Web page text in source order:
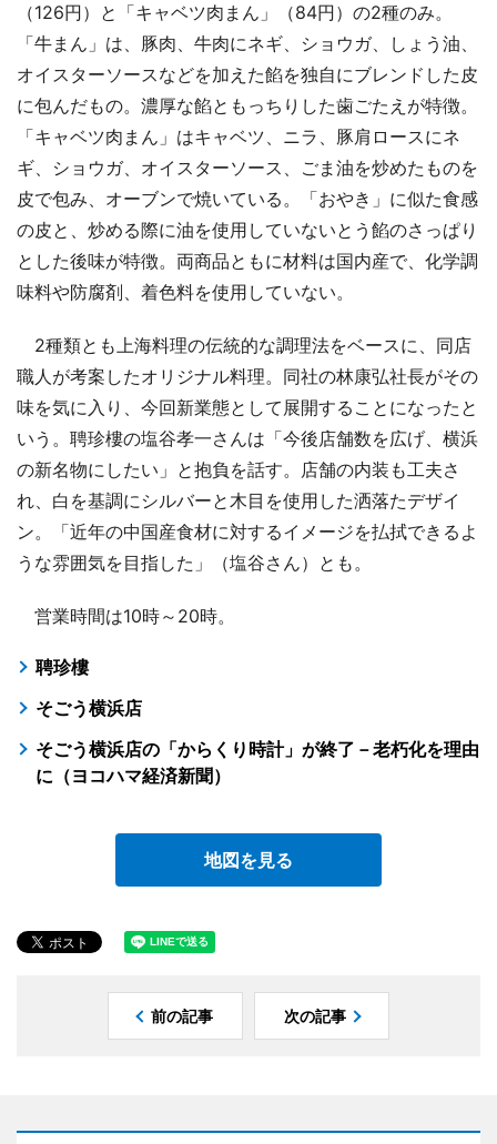
（126円）と「キャベツ肉まん」（84円）の2種のみ。
「牛まん」は、豚肉、牛肉にネギ、ショウガ、しょう油、
オイスターソースなどを加えた餡を独自にブレンドした皮
に包んだもの。濃厚な餡ともっちりした歯ごたえが特徴。
「キャベツ肉まん」はキャベツ、ニラ、豚肩ロースにネ
ギ、ショウガ、オイスターソース、ごま油を炒めたものを
皮で包み、オーブンで焼いている。「おやき」に似た食感
の皮と、炒める際に油を使用していないとう餡のさっぱり
とした後味が特徴。両商品ともに材料は国内産で、化学調
味料や防腐剤、着色料を使用していない。
2種類とも上海料理の伝統的な調理法をベースに、同店
職人が考案したオリジナル料理。同社の林康弘社長がその
味を気に入り、今回新業態として展開することになったと
いう。聘珍樓の塩谷孝一さんは「今後店舗数を広げ、横浜
の新名物にしたい」と抱負を話す。店舗の内装も工夫さ
れ、白を基調にシルバーと木目を使用した洒落たデザイ
ン。「近年の中国産食材に対するイメージを払拭できるよ
うな雰囲気を目指した」（塩谷さん）とも。
営業時間は10時～20時。
聘珍樓
そごう横浜店
そごう横浜店の「からくり時計」が終了－老朽化を理由
に（ヨコハマ経済新聞）
地図を見る
前の記事 次の記事